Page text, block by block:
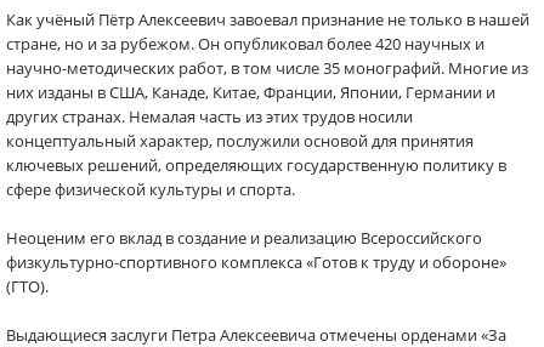
Как учёный Пётр Алексеевич завоевал признание не только в нашей
стране, но и за рубежом. Он опубликовал более 420 научных и
научно-методических работ, в том числе 35 монографий. Многие из
них изданы в США, Канаде, Китае, Франции, Японии, Германии и
других странах. Немалая часть из этих трудов носили
концептуальный характер, послужили основой для принятия
ключевых решений, определяющих государственную политику в
сфере физической культуры и спорта.
Неоценим его вклад в создание и реализацию Всероссийского
физкультурно-спортивного комплекса «Готов к труду и обороне»
(ГТО).
Выдающиеся заслуги Петра Алексеевича отмечены орденами «За